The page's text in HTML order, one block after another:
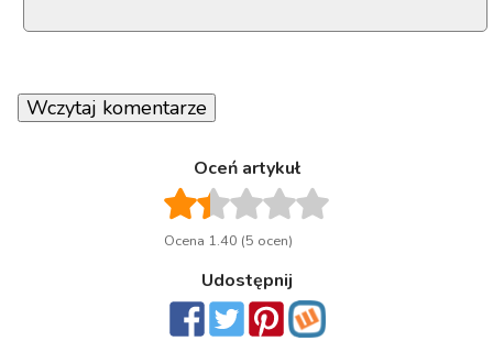
Wczytaj komentarze
Oceń artykuł
Ocena 1.40 (5 ocen)
Udostępnij